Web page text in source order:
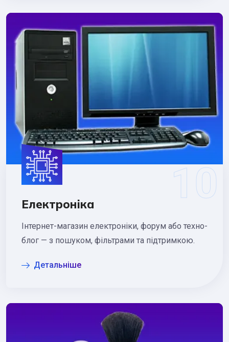
Електроніка
Інтернет-магазин електроніки, форум або техно-
блог — з пошуком, фільтрами та підтримкою.
Детальніше